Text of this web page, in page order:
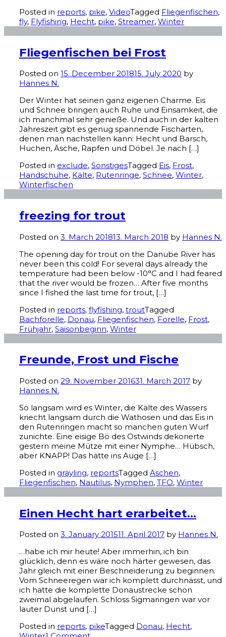
Posted in reports, pike, VideoTagged Fliegenfischen,
fly, Flyfishing, Hecht, pike, Streamer, Winter
Fliegenfischen bei Frost
Posted on 15. December 201815. July 2020 by
Hannes N.
Der Winter hat seinen ganz eigenen Charme. Eis
und Schnee bringen auch Ruhe und Einsamkeit, die
ich manchmal sehr genieße. Und auch in der kalten
Jahreszeit gibt es genug spannende Fischarten,
denen man nachstellen kann: Hecht und Barsch,
Huchen, Äsche, Rapfen und Döbel. Je nach […]
Posted in exclude, SonstigesTagged Eis, Frost,
Handschuhe, Kälte, Rutenringe, Schnee, Winter,
Winterfischen
freezing for trout
Posted on 3. March 201813. March 2018 by Hannes N.
The opening day for trout on the Danube River has
never been this cold! For several days already the
temperature had been below -10°C and I had feared
that the river would be frozen… After five months
since I fished the last time for trout, […]
Posted in reports, flyfishing, troutTagged
Bachforelle, Donau, Fliegenfischen, Forelle, Frost,
Frühjahr, Saisonbeginn, Winter
Freunde, Frost und Fische
Posted on 29. November 201631. March 2017 by
Hannes N.
So langsam wird es Winter, die Kälte des Wassers
kriecht langsam durch die Wathosen und das Eis in
den Rutenringen macht so manchen guten Wurf
zunichte. Eine eisige Bö des Ostwinds dekorierte
gestern meine Mütze mit einer Nymphe… Hübsch,
aber KNAPP! Das hätte ins Auge […]
Posted in grayling, reportsTagged Äschen,
Fliegenfischen, Nautilus, Nymphen, TFO, Winter
Einen Hecht hart erarbeitet…
Posted on 3. January 201511. April 2017 by Hannes N.
…habe ich mir heute! Aber immerhin, ich bin
glücklich, denn es wäre noch härter gewesen, das
Jahr gleich mit einer Beschneiderung zu beginnen.
Vom Schneeregen war ich komplett durchnässt, und
ich hatte die komplette Donaustrecke schon
zweimal abgelaufen. Schloss Sigmaringen war vor
lauter Dunst und […]
Posted in reports, pikeTagged Donau, Hecht,